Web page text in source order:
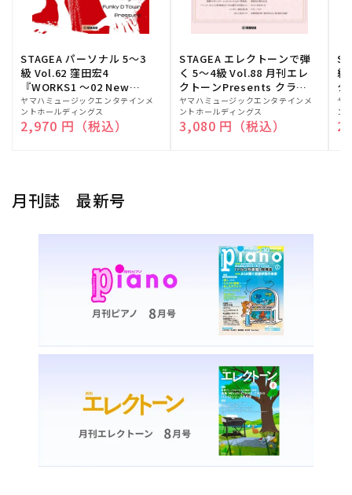
STAGEA パーソナル 5～3
級 Vol.62 窪田宏4
『WORKS1 ～02 New
edition～』
販
売
元:
ヤマハミュージックエンタテインメ
ントホールディングス
通常価格
2,970 円（税込）
STAGEA エレクトーンで弾
く 5～4級 Vol.88 月刊エレ
クトーンPresents クラシ
ック名曲集
販
売
元:
ヤマハミュージックエンタテインメ
ントホールディングス
通常価格
3,080 円（税込）
級
ク
販
売
元:
ヤ
ン
月刊誌 最新号